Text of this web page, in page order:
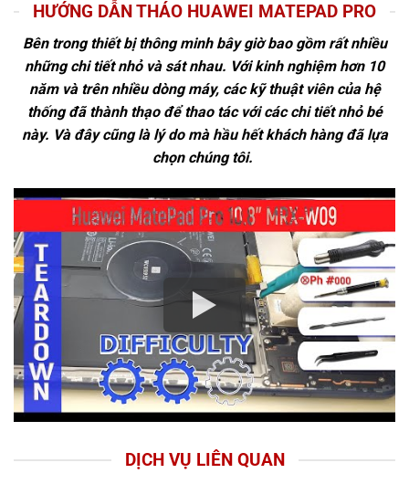
HƯỚNG DẪN THÁO HUAWEI MATEPAD PRO
Bên trong thiết bị thông minh bây giờ bao gồm rất nhiều
những chi tiết nhỏ và sát nhau. Với kinh nghiệm hơn 10
năm và trên nhiều dòng máy, các kỹ thuật viên của hệ
thống đã thành thạo để thao tác với các chi tiết nhỏ bé
này. Và đây cũng là lý do mà hầu hết khách hàng đã lựa
chọn chúng tôi.
DỊCH VỤ LIÊN QUAN